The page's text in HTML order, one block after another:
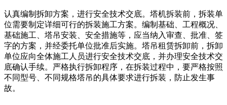
认真编制拆卸方案，进行安全技术交底。塔机拆装前，拆装单
位需要制定详细可行的拆装施工方案。编制基础、工程概况、
基础施工、塔吊安装、安全措施等，应当纳入审查、批准、签
字的方案，并经委托单位批准后实施。塔吊租赁拆卸前，拆卸
单位应向全体施工人员进行安全技术交底，并办理安全技术交
底确认手续。严格执行拆卸程序，在拆装过程中，要严格按照
不同型号、不同规格塔吊的具体要求进行拆装，防止发生事
故。